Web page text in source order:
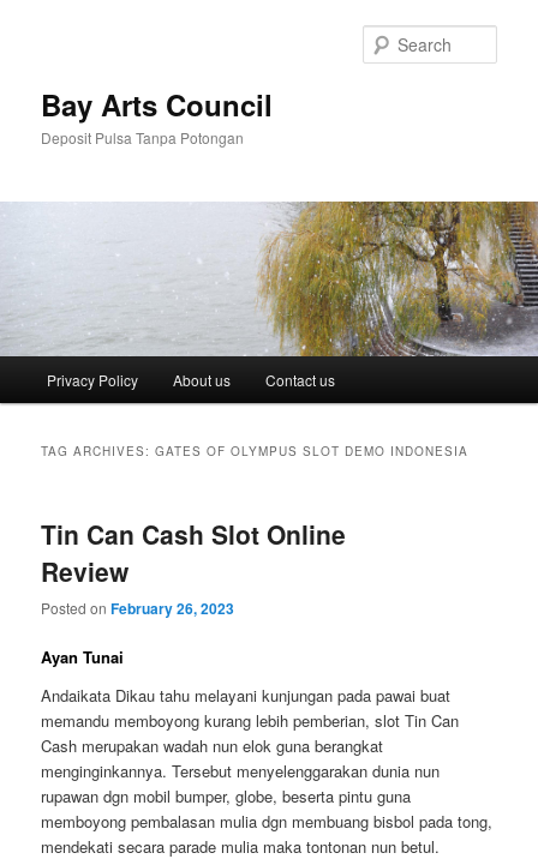
Bay Arts Council
Deposit Pulsa Tanpa Potongan
Privacy Policy About us Contact us
TAG ARCHIVES:GATES OF OLYMPUS SLOT DEMO INDONESIA
Tin Can Cash Slot Online
Review
Posted onFebruary 26, 2023
Ayan Tunai
Andaikata Dikau tahu melayani kunjungan pada pawai buat
memandu memboyong kurang lebih pemberian, slot Tin Can
Cash merupakan wadah nun elok guna berangkat
menginginkannya. Tersebut menyelenggarakan dunia nun
rupawan dgn mobil bumper, globe, beserta pintu guna
memboyong pembalasan mulia dgn membuang bisbol pada tong,
mendekati secara parade mulia maka tontonan nun betul.